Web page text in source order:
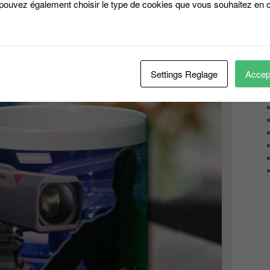
15
également choisir le type de cookies que vous souhaitez en
Settings Reglage